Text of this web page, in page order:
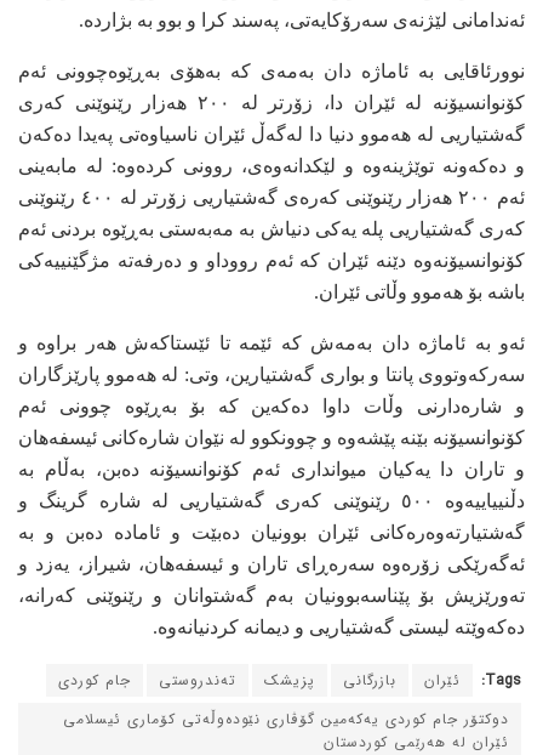
ئەندامانی لێژنەی سەرۆکایەتی، پەسند کرا و بوو بە بژاردە.
نوورئاقایی بە ئاماژە دان بەمەی کە بەهۆی بەڕێوەچوونی ئەم
کۆنوانسیۆنە لە ئێران دا، زۆرتر لە ٢٠٠ هەزار رێنوێنی کەری
گەشتیاریی لە هەموو دنیا دا لەگەڵ ئێران ناسیاوەتی پەیدا دەکەن
و دەکەونە توێژینەوە و لێکدانەوەی، روونی کردەوە: لە مابەینی
ئەم ٢٠٠ هەزار رێنوێنی کەرەی گەشتیاریی زۆرتر لە ٤٠٠ رێنوێنی
کەری گەشتیاریی پلە یەکی دنیاش بە مەبەستی بەڕێوە بردنی ئەم
کۆنوانسیۆنەوە دێنە ئێران کە ئەم رووداو و دەرفەتە مژگێنییەکی
باشە بۆ هەموو وڵاتی ئێران.
ئەو بە ئاماژە دان بەمەش کە ئێمە تا ئێستاکەش هەر براوە و
سەرکەوتووی پانتا و بواری گەشتیارین، وتی: لە هەموو پارێزگاران
و شارەدارنی وڵات داوا دەکەین کە بۆ بەڕێوە چوونی ئەم
کۆنوانسیۆنە بێنە پێشەوە و چوونکوو لە نێوان شارەکانی ئیسفەهان
و تاران دا یەکیان میوانداری ئەم کۆنوانسیۆنە دەبن، بەڵام بە
دڵنییاییەوە ٥٠٠ رێنوێنی کەری گەشتیاریی لە شارە گرینگ و
گەشتیارتەوەرەکانی ئێران بوونیان دەبێت و ئامادە دەبن و بە
ئەگەرێکی زۆرەوە سەرەڕای تاران و ئیسفەهان، شیراز، یەزد و
تەورێزیش بۆ پێناسەبوونیان بەم گەشتوانان و رێنوێنی کەرانە،
دەکەوێتە لیستی گەشتیاریی و دیمانە کردنیانەوە.
Tags: ئێران بازرگانی پزیشک ته‌ندروستی
جام کوردی
دوکتۆر جام کوردی یه‌که‌مین گۆڤاری نێوده‌وڵه‌تی کۆماری ئیسلامی
ئێران له‌ هه‌رێمی کوردستان